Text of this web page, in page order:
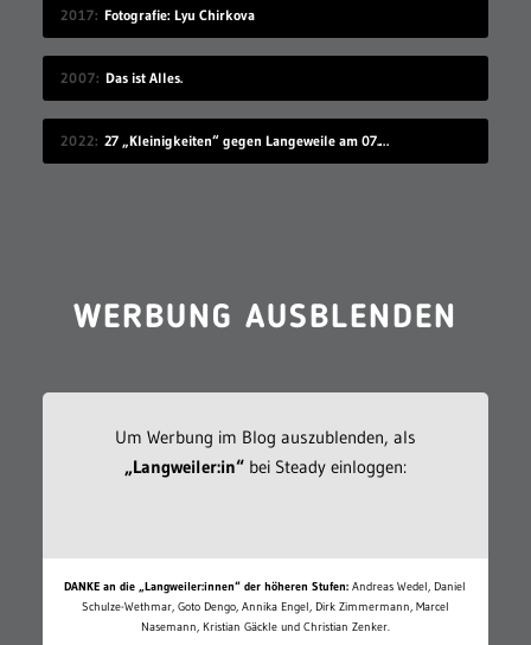
2017 Fotografie: Lyu Chirkova
2007 Das ist Alles.
2022 27 „Kleinigkeiten“ gegen Langeweile am 07.08.2022
WERBUNG AUSBLENDEN
Um Werbung im Blog auszublenden, als
„Langweiler:in“bei Steady einloggen:
DANKE an die „Langweiler:innen“ der höheren Stufen: Andreas Wedel, Daniel
Schulze-Wethmar, Goto Dengo, Annika Engel, Dirk Zimmermann, Marcel
Nasemann, Kristian Gäckle und Christian Zenker.